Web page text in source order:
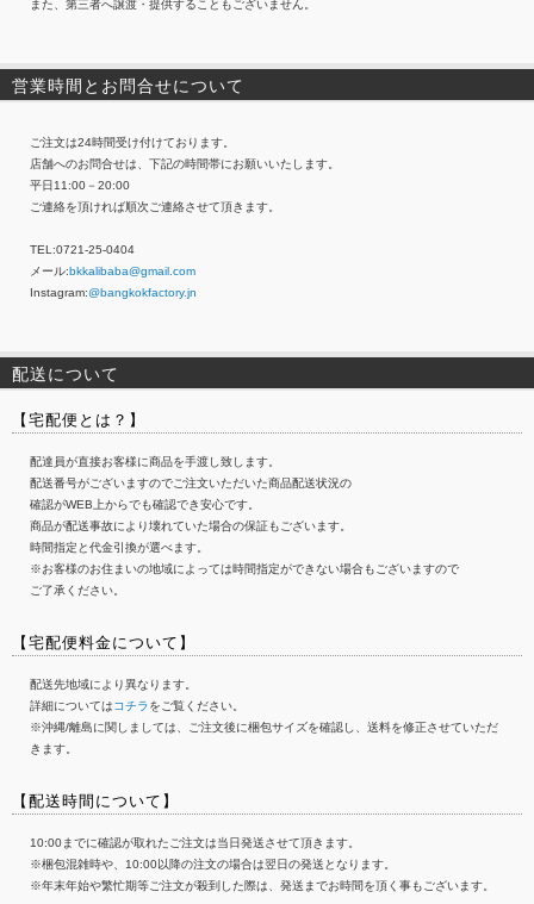
また、第三者へ譲渡・提供することもございません。
営業時間とお問合せについて
ご注文は24時間受け付けております。
店舗へのお問合せは、下記の時間帯にお願いいたします。
平日11:00－20:00
ご連絡を頂ければ順次ご連絡させて頂きます。
TEL:0721-25-0404
メール:bkkalibaba@gmail.com
Instagram:@bangkokfactory.jn
配送について
【宅配便とは？】
配達員が直接お客様に商品を手渡し致します。
配送番号がございますのでご注文いただいた商品配送状況の
確認がWEB上からでも確認でき安心です。
商品が配送事故により壊れていた場合の保証もございます。
時間指定と代金引換が選べます。
※お客様のお住まいの地域によっては時間指定ができない場合もございますので
ご了承ください。
【宅配便料金について】
配送先地域により異なります。
詳細についてはコチラをご覧ください。
※沖縄/離島に関しましては、ご注文後に梱包サイズを確認し、送料を修正させていただ
きます。
【配送時間について】
10:00までに確認が取れたご注文は当日発送させて頂きます。
※梱包混雑時や、10:00以降の注文の場合は翌日の発送となります。
※年末年始や繁忙期等ご注文が殺到した際は、発送までお時間を頂く事もございます。